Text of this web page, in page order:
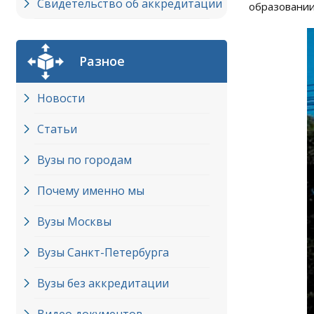
Свидетельство об аккредитации
Разное
Новости
Статьи
Вузы по городам
Почему именно мы
Вузы Москвы
Вузы Cанкт-Петербурга
Вузы без аккредитации